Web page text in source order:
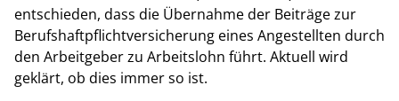
entschieden, dass die Übernahme der Beiträge zur
Berufshaftpflichtversicherung eines Angestellten durch
den Arbeitgeber zu Arbeitslohn führt. Aktuell wird
geklärt, ob dies immer so ist.